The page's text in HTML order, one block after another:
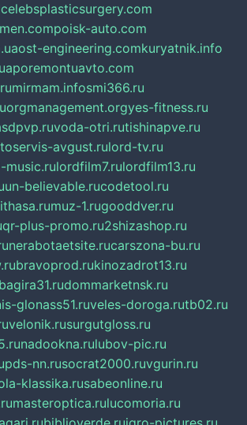
poisk-auto.com
ost-engineering.comkuryatnik.info
poremontuavto.com
mirmam.infosmi366.ru
orgmanagement.orgyes-fitness.ru
voda-otri.rutishinapve.ru
avgust.rulord-tv.ru
music.rulordfilm7.rulordfilm13.ru
un-believable.rucodetool.ru
muz-1.rugooddver.ru
qr-plus-promo.ru2shizashop.ru
nerabotaetsite.rucarszona-bu.ru
bravoprod.rukinozadrot13.ru
bagira31.rudommarketnsk.ru
glonass51.ruveles-doroga.rutb02.ru
velonik.rusurgutgloss.ru
nadookna.rulubov-pic.ru
pds-nn.rusocrat2000.ruvgurin.ru
klassika.rusabeonline.ru
masteroptica.rulucomoria.ru